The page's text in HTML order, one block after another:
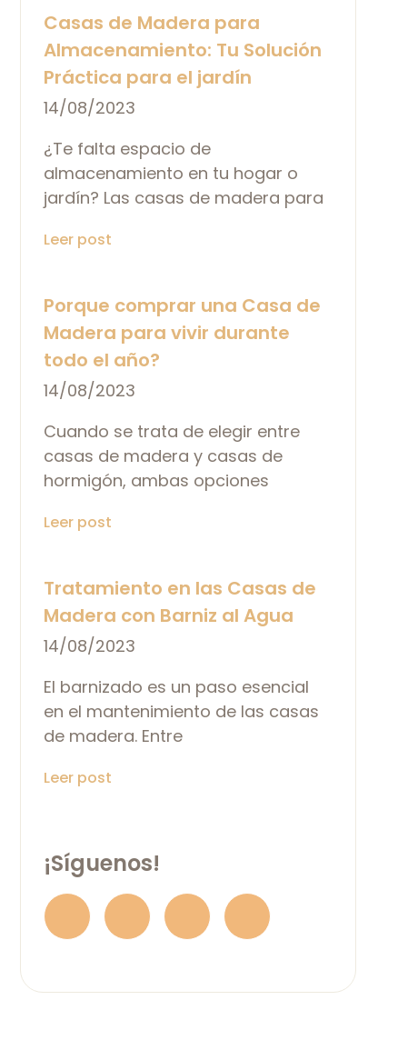
Casas de Madera para
Almacenamiento: Tu Solución
Práctica para el jardín
14/08/2023
¿Te falta espacio de
almacenamiento en tu hogar o
jardín? Las casas de madera para
Leer post
Porque comprar una Casa de
Madera para vivir durante
todo el año?
14/08/2023
Cuando se trata de elegir entre
casas de madera y casas de
hormigón, ambas opciones
Leer post
Tratamiento en las Casas de
Madera con Barniz al Agua
14/08/2023
El barnizado es un paso esencial
en el mantenimiento de las casas
de madera. Entre
Leer post
¡Síguenos!